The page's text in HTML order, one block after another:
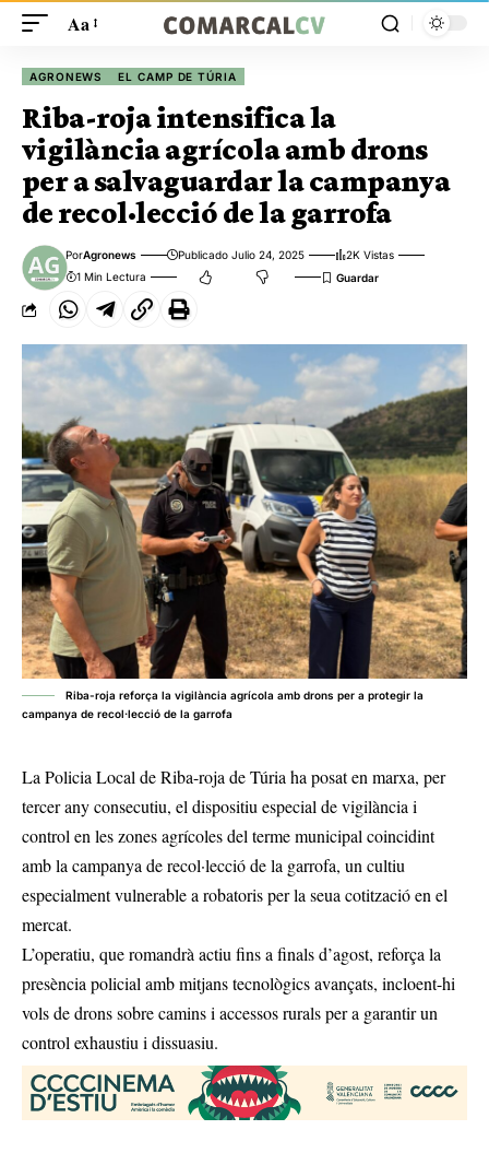
Aa
AGRONEWS EL CAMP DE TÚRIA
Riba-roja intensifica la
vigilància agrícola amb drons
per a salvaguardar la campanya
de recol·lecció de la garrofa
PorAgronews Publicado Julio 24, 2025
2K Vistas
1 Min Lectura
Riba-roja reforça la vigilància agrícola amb drons per a protegir la
campanya de recol·lecció de la garrofa
La Policia Local de Riba-roja de Túria ha posat en marxa, per
tercer any consecutiu, el dispositiu especial de vigilància i
control en les zones agrícoles del terme municipal coincidint
amb la campanya de recol·lecció de la garrofa, un cultiu
especialment vulnerable a robatoris per la seua cotització en el
mercat.
L’operatiu, que romandrà actiu fins a finals d’agost, reforça la
presència policial amb mitjans tecnològics avançats, incloent-hi
vols de drons sobre camins i accessos rurals per a garantir un
control exhaustiu i dissuasiu.